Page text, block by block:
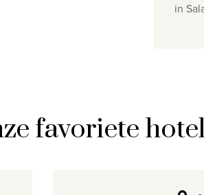
in
favoriete